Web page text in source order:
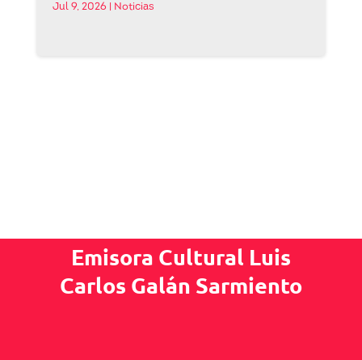
Jul 9, 2026 Noticias
Emisora Cultural Luis
Carlos Galán Sarmiento